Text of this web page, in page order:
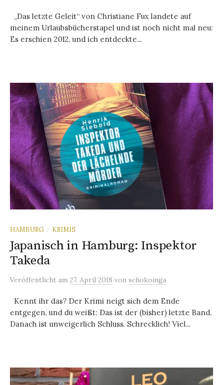
„Das letzte Geleit“ von Christiane Fux landete auf
meinem Urlaubsbücherstapel und ist noch nicht mal neu:
Es erschien 2012, und ich entdeckte...
HAMBURG / KRIMIS
Japanisch in Hamburg: Inspektor
Takeda
Veröffentlicht am 27. April 2018 von schokoinga
Kennt ihr das? Der Krimi neigt sich dem Ende
entgegen, und du weißt: Das ist der (bisher) letzte Band.
Danach ist unweigerlich Schluss. Schrecklich! Viel...